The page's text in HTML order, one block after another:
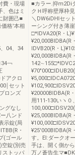
費・現場
、色はミ
財囲己■
格′本相
04、34
￢
アクロ
￨セット
ロンズ
グなし
八ンド
示錠(局
・
(ゴール
空錠(別売
ストッパ
■カラー.抑m2Di
クＨ呼称壁厚枠
＼DW6iDHIセッ
ーシング付き薄
□*IDVA20(R・
¥20,000BIDBA(R
IDVB20(R・
¥20,000BIDBA(R
¥20000BIDBA(R
用111-130いヽ
¥25,000BIDBA(R
す。El:ダークオ
手は、開く側か
万ノ蒼告生マ